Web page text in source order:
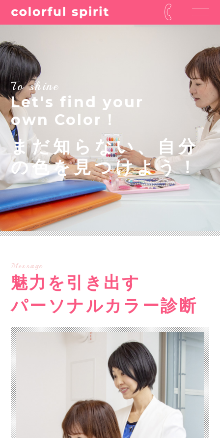
To shine
Let's find your
own Color！
まだ知らない、自分
の色を見つけよう！
Message
魅力を引き出す
パーソナルカラー診断